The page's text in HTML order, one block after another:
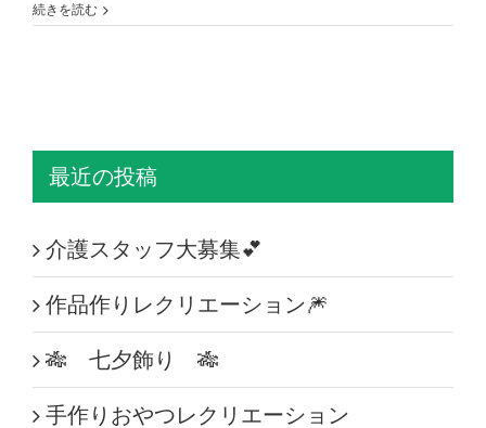
続きを読む
最近の投稿
介護スタッフ大募集💕
作品作りレクリエーション🎆
🎋 七夕飾り 🎋
手作りおやつレクリエーション